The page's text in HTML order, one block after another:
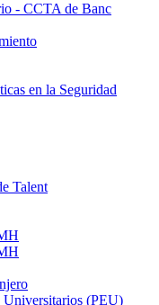
- CCTA de Banc
en la Seguridad
Talent
Universitarios (PEU)